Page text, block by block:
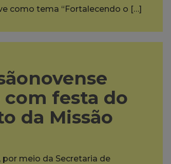
como tema “Fortalecendo o […]
com festa do
da Missão
por meio da Secretaria de